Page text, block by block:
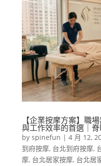
【企業按摩方案】職
與工作效率的首選｜
by spinefun | 4 月 12,
到府按摩, 台北到府按摩,
摩, 台北居家按摩, 台北居